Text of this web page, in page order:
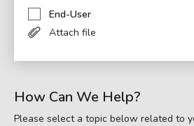
End-User
Attach file
How Can We Help?
Please select a topic below related to